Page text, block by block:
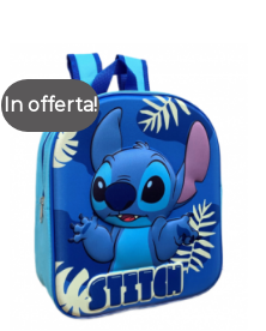
In offerta!